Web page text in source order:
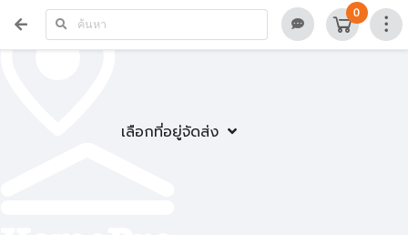
เลือกที่อยู่จัดส่ง
0